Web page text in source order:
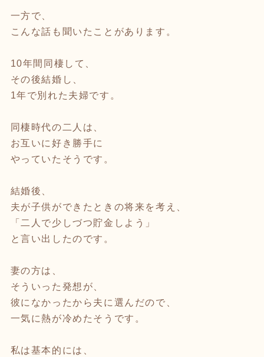
一方で、
こんな話も聞いたことがあります。
10年間同棲して、
その後結婚し、
1年で別れた夫婦です。
同棲時代の二人は、
お互いに好き勝手に
やっていたそうです。
結婚後、
夫が子供ができたときの将来を考え、
「二人で少しづつ貯金しよう」
と言い出したのです。
妻の方は、
そういった発想が、
彼になかったから夫に選んだので、
一気に熱が冷めたそうです。
私は基本的には、